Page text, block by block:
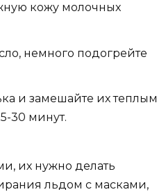
кожу молочных
немного подогрейте
и замешайте их теплым
30 минут.
их нужно делать
льдом с масками,